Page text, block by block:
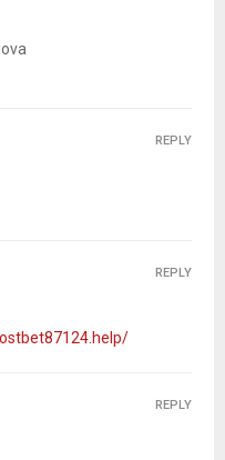
REPLY
REPLY
REPLY